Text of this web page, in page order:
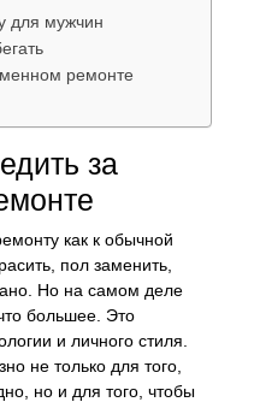
для мужчин
ремонте
за
как к обычной
пол заменить,
Но на самом деле
большее. Это
и личного стиля.
не только для того,
но и для того, чтобы